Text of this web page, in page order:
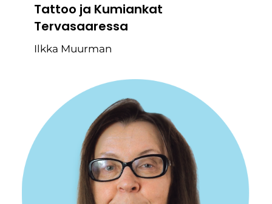
Tattoo ja Kumiankat
Tervasaaressa
Ilkka Muurman